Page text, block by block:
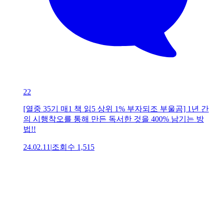
22
[열중 35기 매1 책 읽5 상위 1% 부자되조 부울곰] 1년 간
의 시행착오를 통해 만든 독서한 것을 400% 남기는 방
법!!
24.02.11 |조회수 1,515